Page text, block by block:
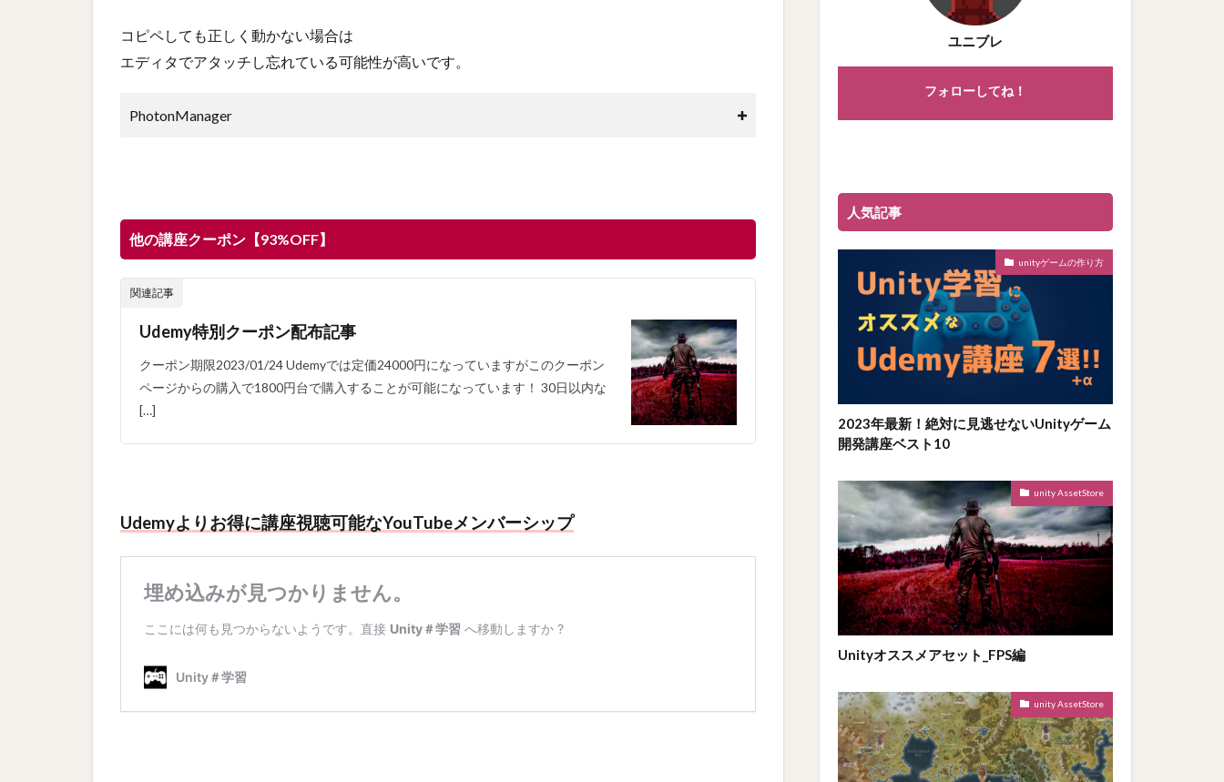
コピペしても正しく動かない場合は
エディタでアタッチし忘れている可能性が高いです。
PhotonManager
他の講座クーポン【93%OFF】
関連記事
Udemy特別クーポン配布記事
クーポン期限2023/01/24 Udemyでは定価24000円になっていますがこのクーポン
ページからの購入で1800円台で購入することが可能になっています！ 30日以内な
[…]
Udemyよりお得に講座視聴可能なYouTubeメンバーシップ
ユニブレ
フォローしてね！
人気記事
unityゲームの作り方
2023年最新！絶対に見逃せないUnityゲーム
開発講座ベスト10
unity AssetStore
Unityオススメアセット_FPS編
unity AssetStore